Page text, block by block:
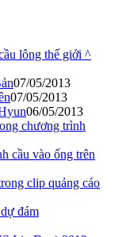
lông thế giới ^
07/05/2013
07/05/2013
06/05/2013
chương trình
cầu vào ống trên
clip quảng cáo
đám